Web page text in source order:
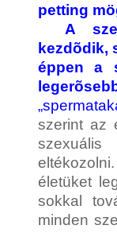
petting
A
kezdõdik,
éppen a
szerint az
életüket
sokkal
minden